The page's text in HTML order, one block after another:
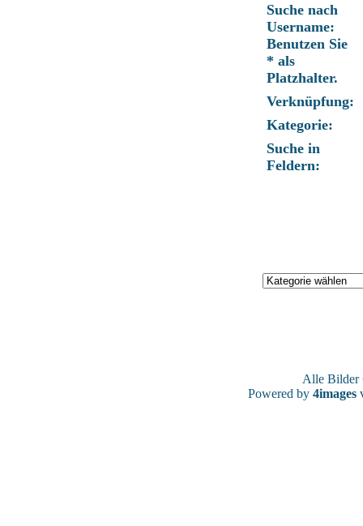
Suche nach
Username:
Benutzen Sie
* als
Platzhalter.
Verknüpfung:
Kategorie:
Suche in
Feldern:
Alle
Powered by 4images